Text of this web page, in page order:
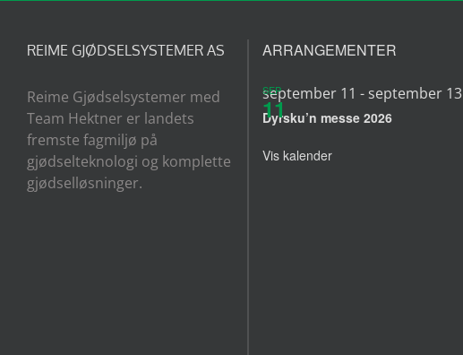
REIME GJØDSELSYSTEMER AS
Reime Gjødselsystemer med
Team Hektner er landets
fremste fagmiljø på
gjødselteknologi og komplette
gjødselløsninger.
ARRANGEMENTER
SEP
11
september 11 - september 13
Dyrsku’n messe 2026
Vis kalender